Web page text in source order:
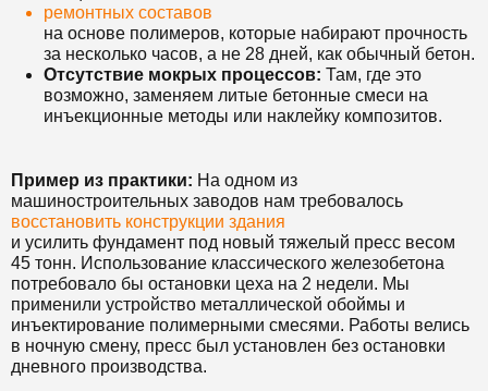
ремонтных составов
на основе полимеров, которые набирают прочность
за несколько часов, а не 28 дней, как обычный бетон.
Отсутствие мокрых процессов: Там, где это
возможно, заменяем литые бетонные смеси на
инъекционные методы или наклейку композитов.
Пример из практики: На одном из
машиностроительных заводов нам требовалось
восстановить конструкции здания
и усилить фундамент под новый тяжелый пресс весом
45 тонн. Использование классического железобетона
потребовало бы остановки цеха на 2 недели. Мы
применили устройство металлической обоймы и
инъектирование полимерными смесями. Работы велись
в ночную смену, пресс был установлен без остановки
дневного производства.